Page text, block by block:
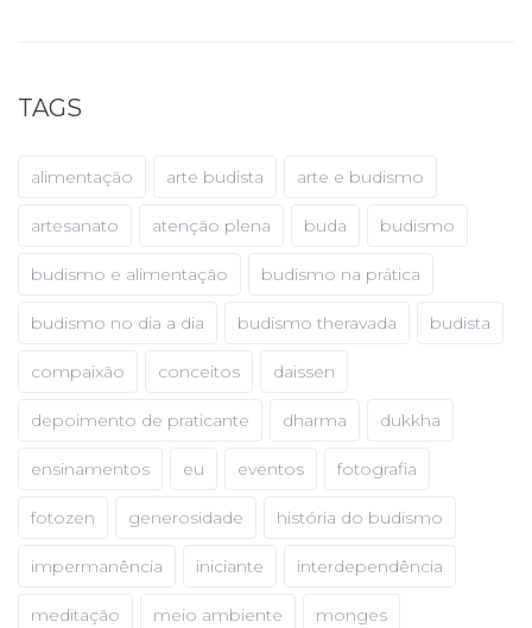
TAGS
alimentação arte budista arte e budismo
artesanato atenção plena buda budismo
budismo e alimentação budismo na prática
budismo no dia a dia budismo theravada budista
compaixão conceitos daissen
depoimento de praticante dharma dukkha
ensinamentos eu eventos fotografia
fotozen generosidade história do budismo
impermanência iniciante interdependência
meditação meio ambiente monges